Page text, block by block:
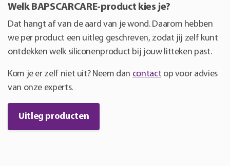
Welk BAPSCARCARE-product kies je?
Dat hangt af van de aard van je wond. Daarom hebben
we per product een uitleg geschreven, zodat jij zelf kunt
ontdekken welk siliconenproduct bij jouw litteken past.
Kom je er zelf niet uit? Neem dan contact op voor advies
van onze experts.
Uitleg producten